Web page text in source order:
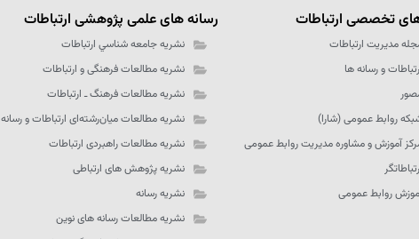
تخصصی ارتباطات
مدیریت ارتباطات
و رسانه ها
روابط عمومی (شارا)
آموزش و مشاوره مدیریت روابط عمومی
روابط عمومی
رسانه های علمی پژوهشی ارتباطات
نشریه جامعه شناسي ارتباطات
نشریه مطالعات فرهنگی و ارتباطات
نشریه مطالعات فرهنگ ـ‌ ارتباطات
نشریه مطالعات میان‌رشته‌ای ارتباطات و رسانه
نشریه مطالعات راهبردی ارتباطات
نشریه پژوهش های ارتباطی
نشریه رسانه
نشریه مطالعات رسانه های نوین